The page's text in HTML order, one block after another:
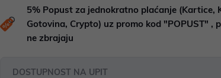
5% Popust za jednokratno plaćanje (Kartice,
Gotovina, Crypto) uz promo kod "POPUST" ,
ne zbrajaju
DOSTUPNOST NA UPIT